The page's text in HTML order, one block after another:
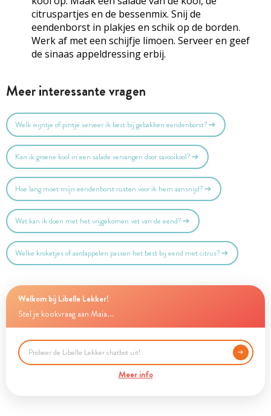
citruspartjes en de bessenmix. Snij de
eendenborst in plakjes en schik op de borden.
Werk af met een schijfje limoen. Serveer en geef
de sinaas­ appeldressing erbij.
Meer interessante vragen
Welk wijntje of pintje serveer ik best bij gebakken eendenborst?
Kan ik groene kool in een salade vervangen door savooikool?
Hoe lang moet mijn eendenborst rusten voor ik hem aansnijd?
Wat kan ik doen met het vrijgekomen vet van de eend?
Welke kroketjes of aardappelen passen het best bij eend met citrus?
Welkom bij Libelle Lekker!
Stel je kookvraag aan Maia...
Meer info